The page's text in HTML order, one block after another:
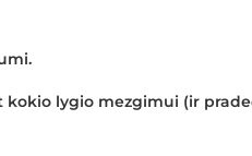
lygio mezgimui (ir